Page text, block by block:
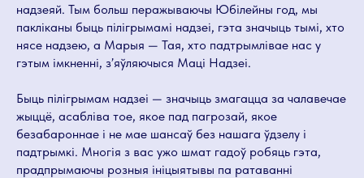
надзеяй. Тым больш перажываючы Юбілейны год, мы
пакліканы быць пілігрымамі надзеі, гэта значыць тымі, хто
нясе надзею, а Марыя — Тая, хто падтрымлівае нас у
гэтым імкненні, зʼяўляючыся Маці Надзеі.
Быць пілігрымам надзеі — значыць змагацца за чалавечае
жыццё, асабліва тое, якое пад пагрозай, якое
безабароннае і не мае шансаў без нашага ўдзелу і
падтрымкі. Многія з вас ужо шмат гадоў робяць гэта,
прадпрымаючы розныя ініцыятывы па ратаванні